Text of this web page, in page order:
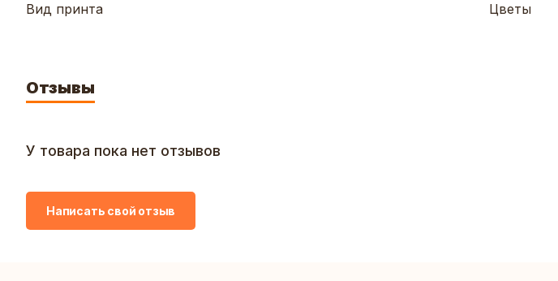
Вид принта
Цветы
Отзывы
У товара пока нет отзывов
Написать свой отзыв